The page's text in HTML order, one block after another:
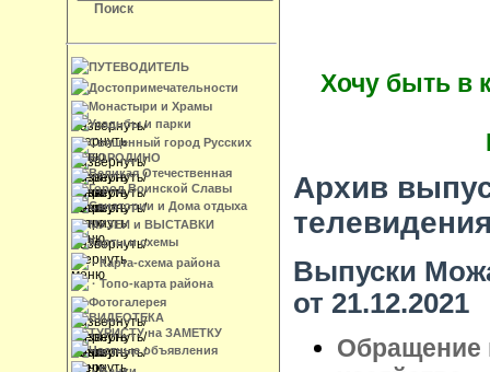
Поиск
ПУТЕВОДИТЕЛЬ
Достопримечательности
Монастыри и Храмы
Усадьбы и парки
Священный город Русских
БОРОДИНО
Великая Отечественная
Город Воинской Славы
Санатории и Дома отдыха
МУЗЕИ и ВЫСТАВКИ
Карты и схемы
· Карта-схема района
· Топо-карта района
Фотогалерея
ВИДЕОТЕКА
ТУРИСТУ на ЗАМЕТКУ
Частные объявления
Хочу быть в
Архив
Выпуски
от 21.12.2021
Обращение